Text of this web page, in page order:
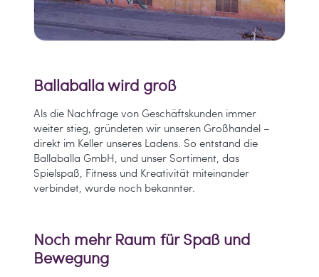
Ballaballa wird groß
Als die Nachfrage von Geschäftskunden immer
weiter stieg, gründeten wir unseren Großhandel –
direkt im Keller unseres Ladens. So entstand die
Ballaballa GmbH, und unser Sortiment, das
Spielspaß, Fitness und Kreativität miteinander
verbindet, wurde noch bekannter.
Noch mehr Raum für Spaß und
Bewegung